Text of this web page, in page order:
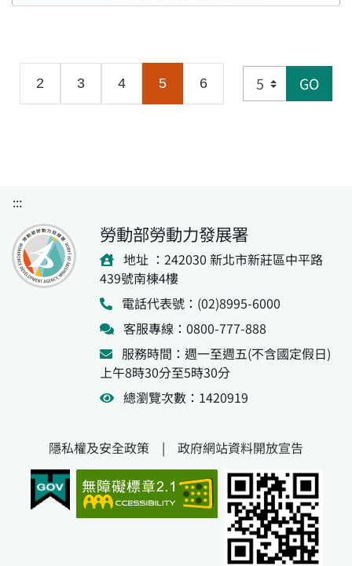
2 3 4 5(目前頁面)
6 GO
:::
勞動部勞動力發展署
地址 ：242030 新北市新莊區中平路
439號南棟4樓
電話代表號：(02)8995-6000
客服專線：0800-777-888
服務時間：週一至週五(不含國定假日)
上午8時30分至5時30分
總瀏覽次數：1420919
隱私權及安全政策 | 政府網站資料開放宣告